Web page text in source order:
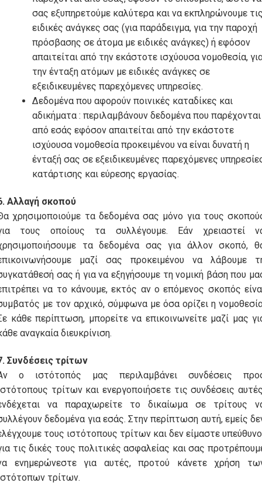
σας εξυπηρετούμε καλύτερα και να εκπληρώνουμε
ειδικές ανάγκες σας (για παράδειγμα, για την παροχή
πρόσβασης σε άτομα με ειδικές ανάγκες) ή εφόσον
απαιτείται από την εκάστοτε ισχύουσα νομοθεσία,
την ένταξη ατόμων με ειδικές ανάγκες σε
εξειδικευμένες παρεχόμενες υπηρεσίες.
Δεδομένα που αφορούν ποινικές καταδίκες και
αδικήματα : περιλαμβάνουν δεδομένα που παρέχονται
από εσάς εφόσον απαιτείται από την εκάστοτε
ισχύουσα νομοθεσία προκειμένου να είναι δυνατή η
ένταξή σας σε εξειδικευμένες παρεχόμενες
κατάρτισης και εύρεσης εργασίας.
Αλλαγή σκοπού
χρησιμοποιούμε τα δεδομένα σας μόνο για τους
τους οποίους τα συλλέγουμε. Εάν χρειαστεί
τα δεδομένα σας για άλλον σκοπό,
μαζί σας προκειμένου να λάβουμε
σας ή για να εξηγήσουμε τη νομική βάση που
να το κάνουμε, εκτός αν ο επόμενος σκοπός
με τον αρχικό, σύμφωνα με όσα ορίζει η
κάθε περίπτωση, μπορείτε να επικοινωνείτε μαζί μας
αναγκαία διευκρίνιση.
Συνδέσεις τρίτων
ο ιστότοπός μας περιλαμβάνει συνδέσεις
τρίτων και ενεργοποιήσετε τις συνδέσεις
να παραχωρείτε το δικαίωμα σε τρίτους
δεδομένα για εσάς. Στην περίπτωση αυτή, εμείς
τους ιστότοπους τρίτων και δεν είμαστε
τις δικές τους πολιτικές ασφαλείας και σας
ενημερώνεστε για αυτές, προτού κάνετε χρήση
τρίτων.